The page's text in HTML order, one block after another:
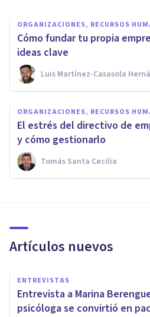
ORGANIZACIONES, RECURSOS
Cómo fundar tu propia
ideas clave
Luis Martínez-Casasola
ORGANIZACIONES, RECURSOS
El estrés del directivo de
y cómo gestionarlo
Tomás Santa Cecilia
Artículos nuevos
ENTREVISTAS
Entrevista a Marina
psicóloga se convirtió en